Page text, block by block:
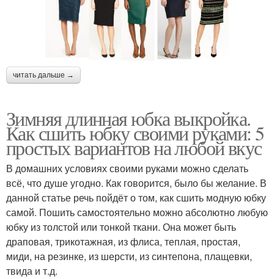
читать дальше →
Зимняя длинная юбка выкройка.
Как сшить юбку своими руками: 5
простых вариантов на любой вкус
В домашних условиях своими руками можно сделать
всё, что душе угодно. Как говорится, было бы желание. В
данной статье речь пойдёт о том, как сшить модную юбку
самой. Пошить самостоятельно можно абсолютно любую
юбку из толстой или тонкой ткани. Она может быть
драповая, трикотажная, из флиса, теплая, простая,
миди, на резинке, из шерсти, из синтепона, плащевки,
твида и т.д.